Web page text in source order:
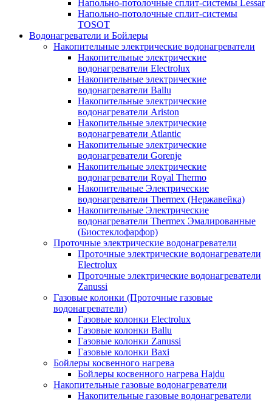
Напольно-потолочные сплит-системы Lessar
Напольно-потолочные сплит-системы
TOSOT
Водонагреватели и Бойлеры
Накопительные электрические водонагреватели
Накопительные электрические
водонагреватели Electrolux
Накопительные электрические
водонагреватели Ballu
Накопительные электрические
водонагреватели Ariston
Накопительные электрические
водонагреватели Atlantic
Накопительные электрические
водонагреватели Gorenje
Накопительные электрические
водонагреватели Royal Thermo
Накопительные Электрические
водонагреватели Thermex (Нержавейка)
Накопительные Электрические
водонагреватели Thermex Эмалированные
(Биостеклофарфор)
Проточные электрические водонагреватели
Проточные электрические водонагреватели
Electrolux
Проточные электрические водонагреватели
Zanussi
Газовые колонки (Проточные газовые
водонагреватели)
Газовые колонки Electrolux
Газовые колонки Ballu
Газовые колонки Zanussi
Газовые колонки Baxi
Бойлеры косвенного нагрева
Бойлеры косвенного нагрева Hajdu
Накопительные газовые водонагреватели
Накопительные газовые водонагреватели